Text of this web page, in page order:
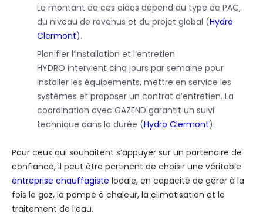
Le montant de ces aides dépend du type de PAC,
du niveau de revenus et du projet global (Hydro
Clermont).
Planifier l’installation et l’entretien
HYDRO intervient cinq jours par semaine pour
installer les équipements, mettre en service les
systèmes et proposer un contrat d’entretien. La
coordination avec GAZEND garantit un suivi
technique dans la durée (Hydro Clermont).
Pour ceux qui souhaitent s’appuyer sur un partenaire de
confiance, il peut être pertinent de choisir une véritable
entreprise chauffagiste locale, en capacité de gérer à la
fois le gaz, la pompe à chaleur, la climatisation et le
traitement de l’eau.